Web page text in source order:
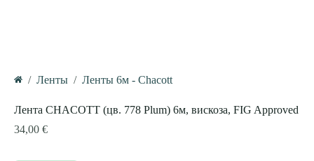
/ Ленты / Ленты 6м - Chacott
Лента CHACOTT (цв. 778 Plum) 6м, вискоза, FIG Approved
34,00 €